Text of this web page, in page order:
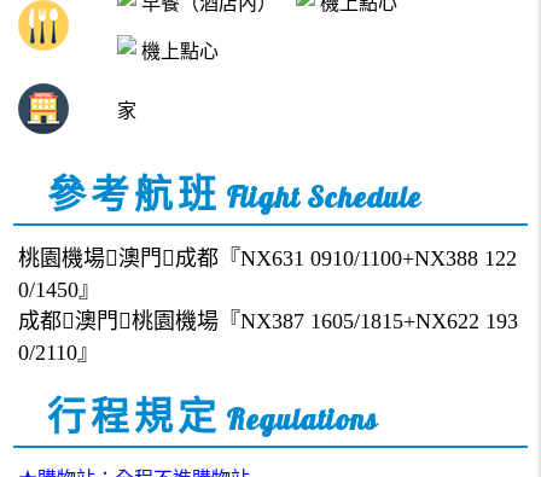
機上點心
家
參考航班 Flight Schedule
桃園機場澳門成都『NX631 0910/1100+NX388 122
0/1450』
成都澳門桃園機場『NX387 1605/1815+NX622 193
0/2110』
行程規定 Regulations